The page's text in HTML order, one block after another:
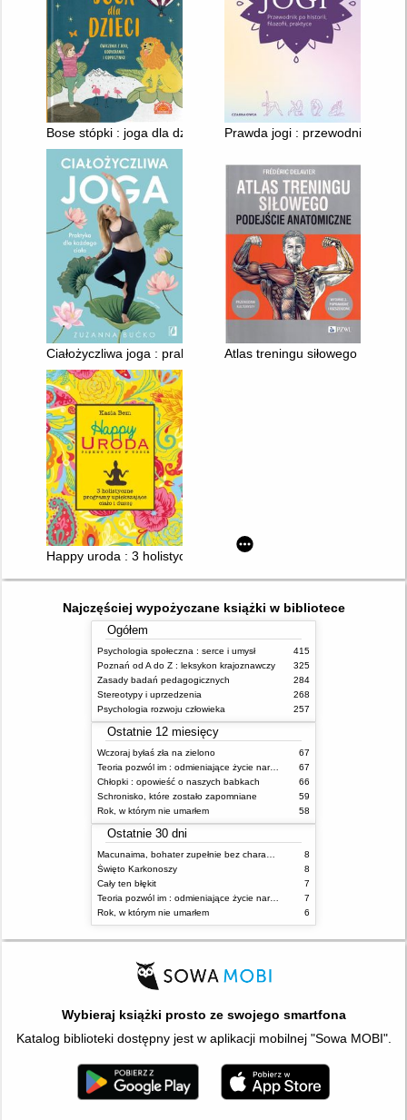
Bose stópki : joga dla dzieci Prawda jogi : przewodnik po
Ciałożyczliwa joga : praktyka dla każdego ciała
Atlas treningu siłowego :
Happy uroda : 3 holistyczne programy upiększające ciało i
Najczęściej wypożyczane książki w bibliotece
Ogółem
Psychologia społeczna : serce i umysł
415
Poznań od A do Z : leksykon krajoznawczy
325
Zasady badań pedagogicznych
284
Stereotypy i uprzedzenia
268
Psychologia rozwoju człowieka
257
Ostatnie 12 miesięcy
Wczoraj byłaś zła na zielono
67
Teoria pozwól im : odmieniające życie narzędzie, o którym mówią miliony ludzi
67
Chłopki : opowieść o naszych babkach
66
Schronisko, które zostało zapomniane
59
Rok, w którym nie umarłem
58
Ostatnie 30 dni
8
Święto Karkonoszy
8
Cały ten błękit
7
Teoria pozwól im : odmieniające życie narzędzie, o którym mówią miliony ludzi
7
Rok, w którym nie umarłem
6
Wybieraj książki prosto ze swojego smartfona
Katalog biblioteki dostępny jest w aplikacji mobilnej "Sowa MOBI".